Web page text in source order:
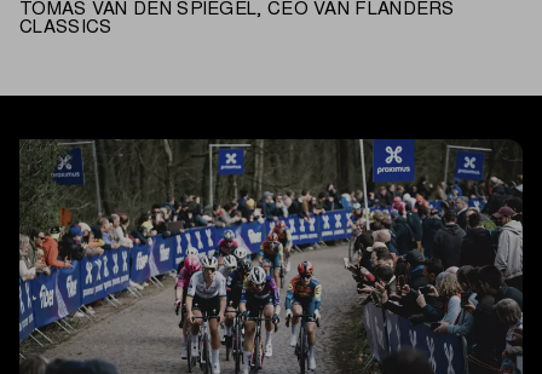
TOMAS VAN DEN SPIEGEL, CEO VAN FLANDERS
CLASSICS